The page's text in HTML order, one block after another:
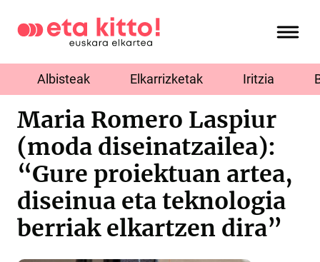
Albisteak Elkarrizketak Iritzia
Maria Romero Laspiur
(moda diseinatzailea):
“Gure proiektuan artea,
diseinua eta teknologia
berriak elkartzen dira”